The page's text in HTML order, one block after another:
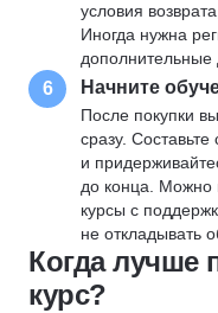
условия
Иногда нужна
дополнительные
6 Начните
После покупки
сразу.
и
до конца. Можно
курсы с
не откладывать
Когда лучше
курс?